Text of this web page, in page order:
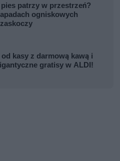
patrzy w przestrzeń?
ogniskowych
kasy z darmową kawą i
gratisy w ALDI!